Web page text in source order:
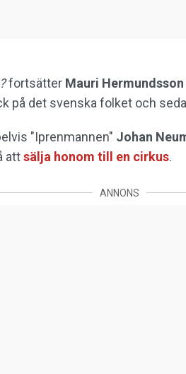
fortsätter Mauri Hermundsson
på det svenska folket och
"Iprenmannen" Johan
attsälja honom till en cirkus.
ANNONS